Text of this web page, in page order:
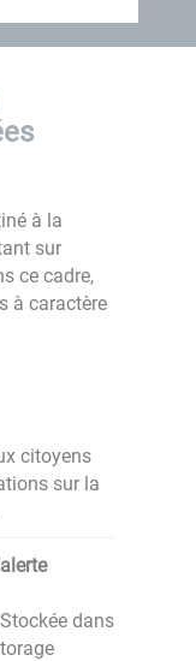
à la
sur
ce cadre,
à caractère
citoyens
sur la
dans